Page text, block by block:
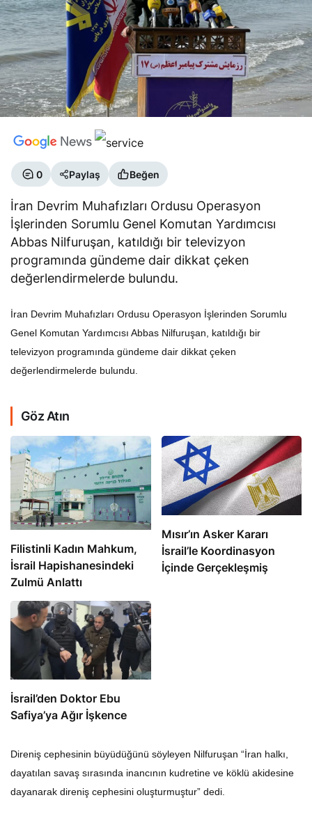
0 Paylaş Beğen
İran Devrim Muhafızları Ordusu Operasyon
İşlerinden Sorumlu Genel Komutan Yardımcısı
Abbas Nilfuruşan, katıldığı bir televizyon
programında gündeme dair dikkat çeken
değerlendirmelerde bulundu.
İran Devrim Muhafızları Ordusu Operasyon İşlerinden Sorumlu
Genel Komutan Yardımcısı Abbas Nilfuruşan, katıldığı bir
televizyon programında gündeme dair dikkat çeken
değerlendirmelerde bulundu.
Göz Atın
Filistinli Kadın Mahkum,
İsrail Hapishanesindeki
Zulmü Anlattı
Mısır’ın Asker Kararı
İsrail’le Koordinasyon
İçinde Gerçekleşmiş
İsrail’den Doktor Ebu
Safiya’ya Ağır İşkence
Direniş cephesinin büyüdüğünü söyleyen Nilfuruşan “İran halkı,
dayatılan savaş sırasında inancının kudretine ve köklü akidesine
dayanarak direniş cephesini oluşturmuştur” dedi.